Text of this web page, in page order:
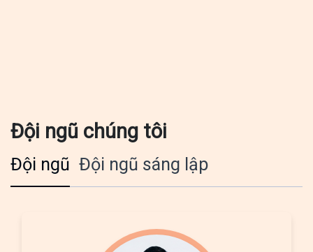
Đội ngũ chúng tôi
Đội ngũ Đội ngũ sáng lập